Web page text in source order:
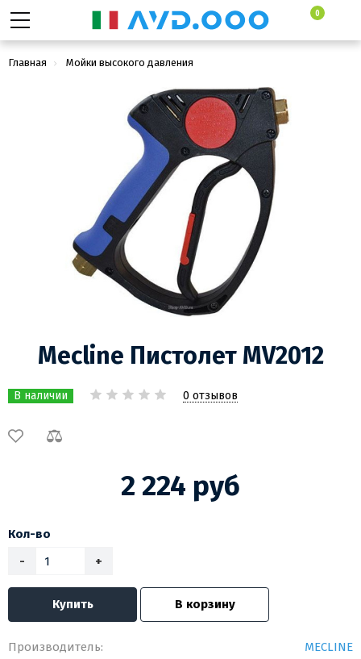
0
Главная
Мойки высокого давления
Пистолеты высокого давления стандартные
Mecline Пистолет MV2012
Mecline Пистолет MV2012
В наличии 0 отзывов
2 224 руб
Кол-во
-
+
Купить В корзину
Производитель:
MECLINE